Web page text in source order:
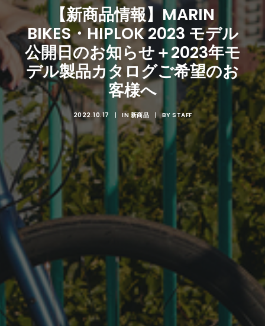
【新商品情報】MARIN
BIKES・HIPLOK 2023 モデル
公開日のお知らせ＋2023年モ
デル製品カタログご希望のお
客様へ
2022.10.17 | IN新商品 | BY STAFF